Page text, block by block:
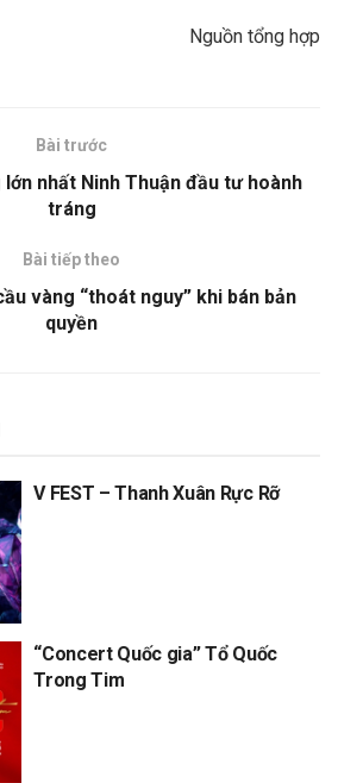
Nguồn tổng hợp
Bài trước
lớn nhất Ninh Thuận đầu tư hoành
tráng
Bài tiếp theo
vàng “thoát nguy” khi bán bản
quyền
V FEST – Thanh Xuân Rực Rỡ
“Concert Quốc gia” Tổ Quốc
Trong Tim